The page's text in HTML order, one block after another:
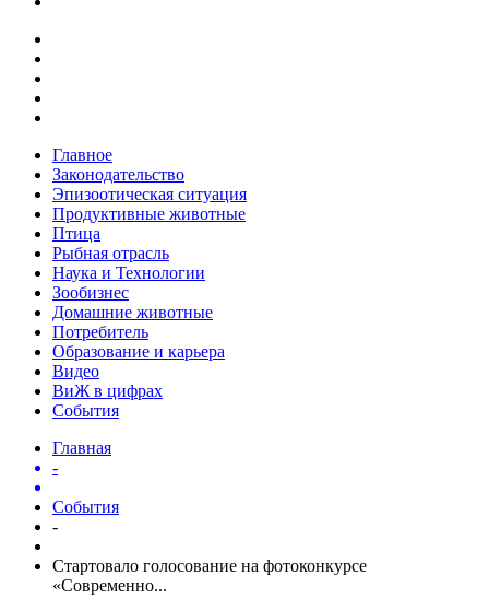
Главное
Законодательство
Эпизоотическая ситуация
Продуктивные животные
Птица
Рыбная отрасль
Наука и Технологии
Зообизнес
Домашние животные
Потребитель
Образование и карьера
Видео
ВиЖ в цифрах
События
Главная
-
События
-
Стартовало голосование на фотоконкурсе
«Современно...